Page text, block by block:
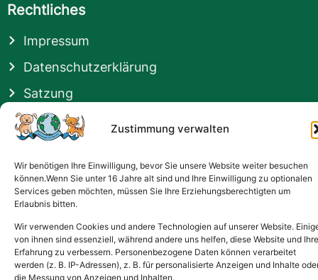
Zustimmung verwalten
Wir benötigen Ihre Einwilligung, bevor Sie unsere Website weiter besuchen
können.Wenn Sie unter 16 Jahre alt sind und Ihre Einwilligung zu optionalen
Services geben möchten, müssen Sie Ihre Erziehungsberechtigten um
Erlaubnis bitten.
Wir verwenden Cookies und andere Technologien auf unserer Website.
von ihnen sind essenziell, während andere uns helfen, diese Website und Ihre
Erfahrung zu verbessern. Personenbezogene Daten können verarbeitet
werden (z. B. IP-Adressen), z. B. für personalisierte Anzeigen und Inhalte
die Messung von Anzeigen und Inhalten.
Rechtliches
Impressum
Datenschutzerklärung
Satzung
Vermittlung & Gebühren